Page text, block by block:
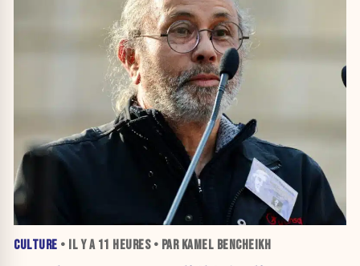
CULTURE • IL Y A 11 HEURES• PAR KAMEL BENCHEIKH